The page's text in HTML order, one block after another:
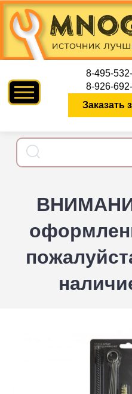
8-495-
8-926-
Заказать